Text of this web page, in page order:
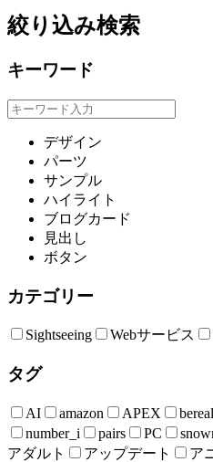
絞り込み検索
キーワード
デザイン
パーツ
サンプル
ハイライト
ブログカード
見出し
ボタン
カテゴリー
Sightseeing Webサービス
タグ
AI amazon APEX bereal
number_i
pairs PC
アダルト
アップデート ア